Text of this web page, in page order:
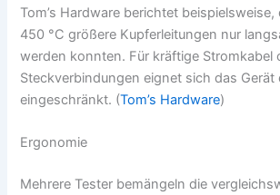
Tom’s Hardware berichtet
450 °C größere Kupferleitungen nur
werden konnten. Für kräftige Stromkabel
Steckverbindungen eignet sich das Gerät
eingeschränkt. (Tom’s Hardware)
Ergonomie
Mehrere Tester bemängeln die